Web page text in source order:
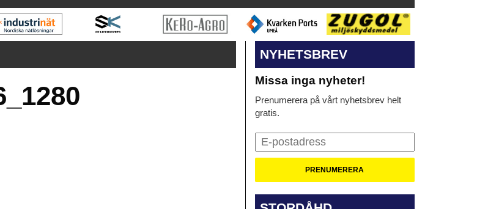
NYHETSBREV
Missa inga nyheter!
Prenumerera på vårt nyhetsbrev helt
gratis.